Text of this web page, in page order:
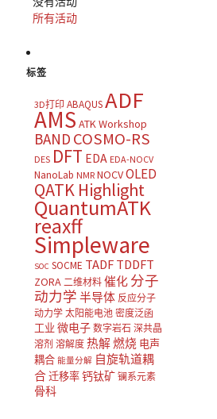
所有活动
标签
3D打印 ABAQUSADF
AMS ATK Workshop
BAND COSMO-RS
DES DFT EDA EDA-NOCV
NanoLab NMR NOCVOLED
QATK Highlight
QuantumATK
reaxff
Simpleware
SOC SOCME TADF TDDFT
ZORA 二维材料 催化 分子
动力学 半导体 反应分子
动力学 太阳能电池 密度泛函
工业 微电子 数字岩石 深共晶
溶剂 溶解度 热解燃烧 电声
耦合 能量分解 自旋轨道耦
合迁移率钙钛矿 镧系元素
骨科